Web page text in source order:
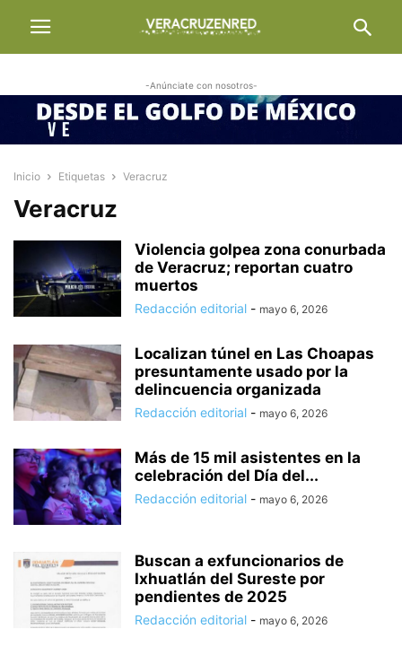
-Anúnciate con nosotros-
Inicio Etiquetas Veracruz
Veracruz
Violencia golpea zona conurbada
de Veracruz; reportan cuatro
muertos
Redacción editorial - mayo 6, 2026
Localizan túnel en Las Choapas
presuntamente usado por la
delincuencia organizada
Redacción editorial - mayo 6, 2026
Más de 15 mil asistentes en la
celebración del Día del...
Redacción editorial - mayo 6, 2026
Buscan a exfuncionarios de
Ixhuatlán del Sureste por
pendientes de 2025
Redacción editorial - mayo 6, 2026